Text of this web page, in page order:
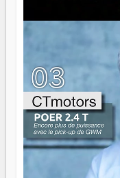
direction peut
là que les aînés
gouvernail, mais
ont la force, les
n'est pas un
d'équipage.
Surtout vos échecs,
n'importe quel
Il faut juste
même sens.